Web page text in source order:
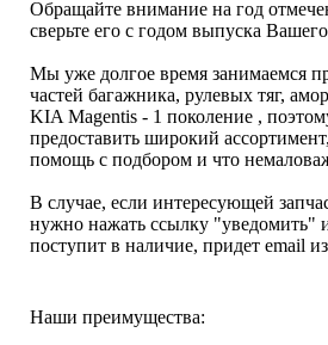
Обращайте внимание на год
сверьте его с годом выпуска
Мы уже долгое время занимаемся
частей багажника, рулевых тяг,
KIA Magentis - 1 поколение ,
предоставить широкий
помощь с подбором и что
В случае, если интересующей
нужно нажать ссылку "уведомить"
поступит в наличие, придет email
Наши преимущества: